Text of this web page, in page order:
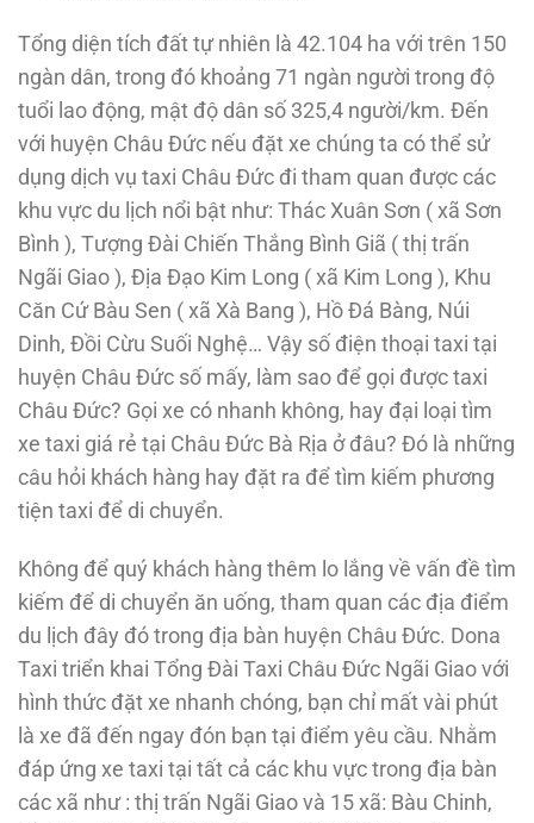
Tổng diện tích đất tự nhiên là 42.104 ha với trên 150
ngàn dân, trong đó khoảng 71 ngàn người trong độ
tuổi lao động, mật độ dân số 325,4 người/km. Đến
với huyện Châu Đức nếu đặt xe chúng ta có thể sử
dụng dịch vụ taxi Châu Đức đi tham quan được các
khu vực du lịch nổi bật như: Thác Xuân Sơn ( xã Sơn
Bình ), Tượng Đài Chiến Thắng Bình Giã ( thị trấn
Ngãi Giao ), Địa Đạo Kim Long ( xã Kim Long ), Khu
Căn Cứ Bàu Sen ( xã Xà Bang ), Hồ Đá Bàng, Núi
Dinh, Đồi Cừu Suối Nghệ… Vậy số điện thoại taxi tại
huyện Châu Đức số mấy, làm sao để gọi được taxi
Châu Đức? Gọi xe có nhanh không, hay đại loại tìm
xe taxi giá rẻ tại Châu Đức Bà Rịa ở đâu? Đó là những
câu hỏi khách hàng hay đặt ra để tìm kiếm phương
tiện taxi để di chuyển.
Không để quý khách hàng thêm lo lắng về vấn đề tìm
kiếm để di chuyển ăn uống, tham quan các địa điểm
du lịch đây đó trong địa bàn huyện Châu Đức. Dona
Taxi triển khai Tổng Đài Taxi Châu Đức Ngãi Giao với
hình thức đặt xe nhanh chóng, bạn chỉ mất vài phút
là xe đã đến ngay đón bạn tại điểm yêu cầu. Nhằm
đáp ứng xe taxi tại tất cả các khu vực trong địa bàn
các xã như : thị trấn Ngãi Giao và 15 xã: Bàu Chinh,